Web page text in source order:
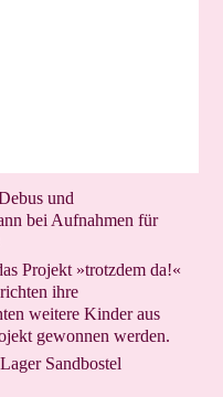
und
bei Aufnahmen für
Projekt »trotzdem da!«
ihre
weitere Kinder aus
gewonnen werden.
Sandbostel